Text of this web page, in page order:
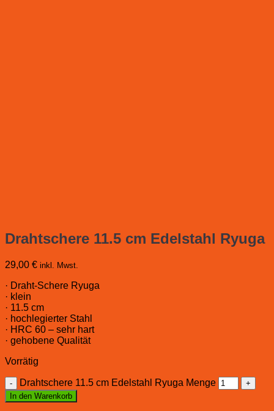
Drahtschere 11.5 cm Edelstahl Ryuga
29,00 € inkl. Mwst.
· Draht-Schere Ryuga
· klein
· 11.5 cm
· hochlegierter Stahl
· HRC 60 – sehr hart
· gehobene Qualität
Vorrätig
Drahtschere 11.5 cm Edelstahl Ryuga Menge
In den Warenkorb